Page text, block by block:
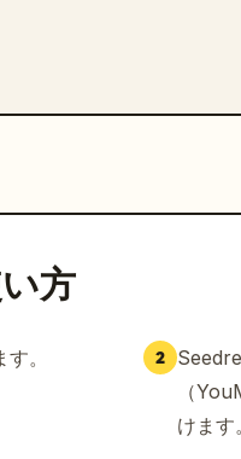
方
。 2
（
けます。